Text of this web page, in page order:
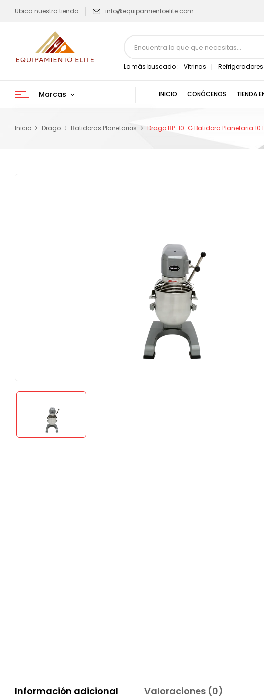
Ubica nuestra tienda info@equipamientoelite.com
Lo más buscado : Vitrinas Refrigeradores
Marcas INICIO CONÓCENOS TIENDA
Inicio Drago Batidoras Planetarias Drago BP-10-G Batidora Planetaria 10 L
Información adicional Valoraciones (0)